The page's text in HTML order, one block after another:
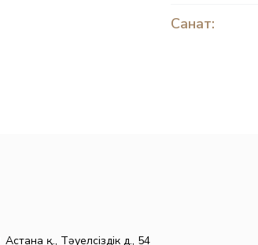
Санат:
Астана қ., Тәуелсіздік д., 54